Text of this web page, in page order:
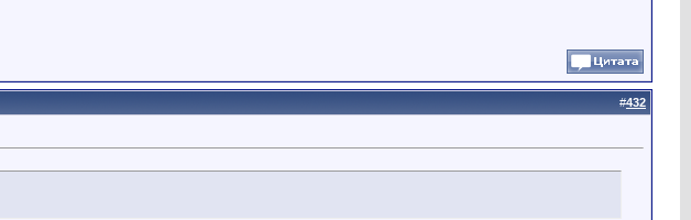
#432